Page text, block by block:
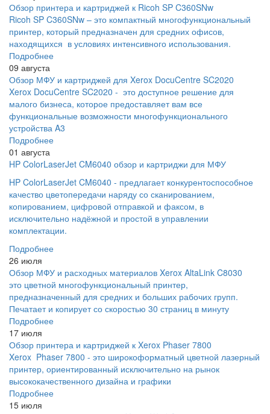
Обзор принтера и картриджей к Ricoh SP C360SNw
Ricoh SP C360SNw – это компактный многофункциональный
принтер, который предназначен для средних офисов,
находящихся в условиях интенсивного использования.
Подробнее
09 августа
Обзор МФУ и картриджей для Xerox DocuCentre SC2020
Xerox DocuCentre SC2020 - это доступное решение для
малого бизнеса, которое предоставляет вам все
функциональные возможности многофункционального
устройства A3
Подробнее
01 августа
HP ColorLaserJet CM6040 обзор и картриджи для МФУ
HP ColorLaserJet CM6040 - предлагает конкурентоспособное
качество цветопередачи наряду со сканированием,
копированием, цифровой отправкой и факсом, в
исключительно надёжной и простой в управлении
комплектации.
Подробнее
26 июля
Обзор МФУ и расходных материалов Xerox AltaLink C8030
это цветной многофункциональный принтер,
предназначенный для средних и больших рабочих групп.
Печатает и копирует со скоростью 30 страниц в минуту
Подробнее
17 июля
Обзор принтера и картриджей к Xerox Phaser 7800
Xerox Phaser 7800 - это широкоформатный цветной лазерный
принтер, ориентированный исключительно на рынок
высококачественного дизайна и графики
Подробнее
15 июля